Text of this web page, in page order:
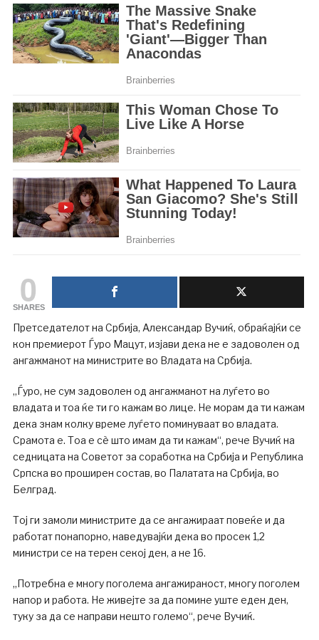
0
SHARES
Претседателот на Србија, Александар Вучиќ, обраќајќи се
кон премиерот Ѓуро Мацут, изјави дека не е задоволен од
ангажманот на министрите во Владата на Србија.
„Ѓуро, не сум задоволен од ангажманот на луѓето во
владата и тоа ќе ти го кажам во лице. Не морам да ти кажам
дека знам колку време луѓето поминуваат во владата.
Срамота е. Тоа е сè што имам да ти кажам“, рече Вучиќ на
седницата на Советот за соработка на Србија и Република
Српска во проширен состав, во Палатата на Србија, во
Белград.
Тој ги замоли министрите да се ангажираат повеќе и да
работат понапорно, наведувајќи дека во просек 1,2
министри се на терен секој ден, а не 16.
„Потребна е многу поголема ангажираност, многу поголем
напор и работа. Не живејте за да помине уште еден ден,
туку за да се направи нешто големо“, рече Вучиќ.